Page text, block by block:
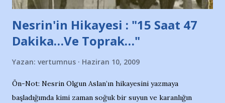
Nesrin'in Hikayesi : "15 Saat 47
Dakika…Ve Toprak…"
Yazan: vertumnus Haziran 10, 2009
Ön-Not: Nesrin Olgun Aslan’ın hikayesini yazmaya
başladığımda kimi zaman soğuk bir suyun ve karanlığın